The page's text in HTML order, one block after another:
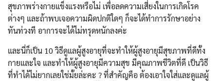
สุขภาพร่างกายแข็งแรงหรือไม่ เพื่อลดความเสี่ยงในการเกิดโรค
ต่างๆ และถ้าพบเจอความผิดปกติใดๆ ก็จะได้ทำการรักษาอย่าง
ทันท่วงที อาการจะได้ไม่ทรุดหนักลงค่ะ
และนี่ก็เป็น 10 วิธีดูแลผู้สูงอายุที่จะทำให้ผู้สูงอายุมีสุขภาพที่ดีทั้ง
กายและใจ และทำให้ผู้สูงอายุมีความสุข มีคุณภาพชีวิตที่ดี เป็นวิธี
ที่ทำได้ไม่ยากเลยใช่มั้ยล่ะคะ ? ที่สำคัญคือ ต้องเอาใจใส่และดูแลผู้